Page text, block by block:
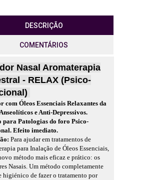
DESCRIÇÃO
COMENTÁRIOS
Nasal Aromaterapia
- RELAX (Psico-
com Óleos Essenciais Relaxantes da
e Anti-Depressivos.
para Patologias do foro Psico-
Efeito imediato.
Para ajudar em tratamentos de
para Inalação de Óleos Essenciais,
método mais eficaz e prático: os
Nasais. Um método completamente
higiénico de fazer o tratamento por